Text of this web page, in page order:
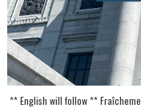
** English will follow **